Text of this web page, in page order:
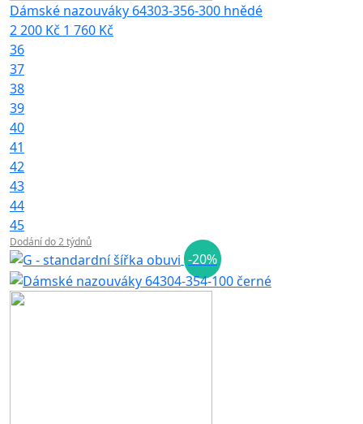
Dámské nazouváky 64303-356-300 hnědé
2 200 Kč 1 760 Kč
36
37
38
39
40
41
42
43
44
45
Dodání do 2 týdnů
-20%